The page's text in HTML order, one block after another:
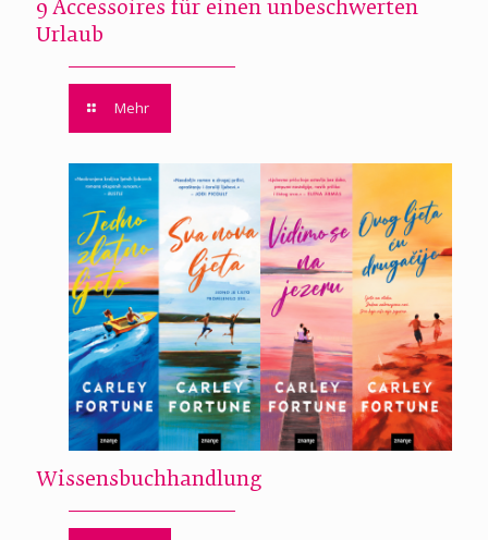
9 Accessoires für einen unbeschwerten
Urlaub
Mehr
Wissensbuchhandlung